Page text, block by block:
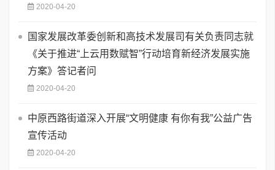
2020-04-20
国家发展改革委创新和高技术发展司有关负责同志就
《关于推进“上云用数赋智”行动培育新经济发展实施
方案》答记者问
2020-04-20
中原西路街道深入开展“文明健康 有你有我”公益广告
宣传活动
2020-04-20